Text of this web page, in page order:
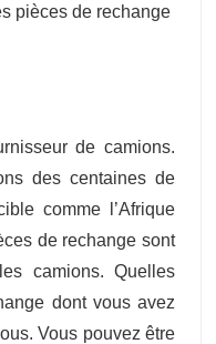
pièces de rechange
de camions.
des centaines de
comme l’Afrique
de rechange sont
camions. Quelles
dont vous avez
Vous pouvez être